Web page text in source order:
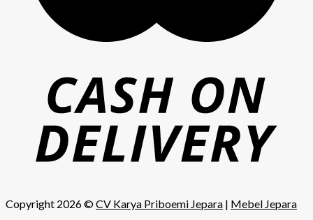
Copyright 2026 ©CV Karya Priboemi Jepara | Mebel Jepara